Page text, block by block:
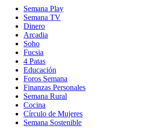
Semana Play
Semana TV
Dinero
Arcadia
Soho
in
new
window
Fucsia
in
new
window
4 Patas
Educación
Foros Semana
Finanzas Personales
Semana Rural
Cocina
Círculo de Mujeres
Semana Sostenible